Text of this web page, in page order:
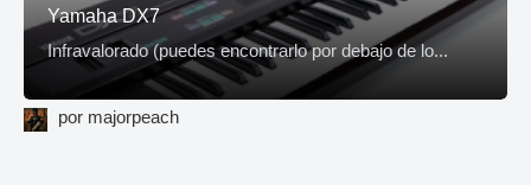
Yamaha DX7
Infravalorado (puedes encontrarlo por debajo de lo...
por majorpeach